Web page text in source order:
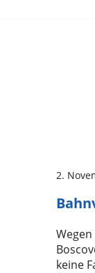
2.
keine